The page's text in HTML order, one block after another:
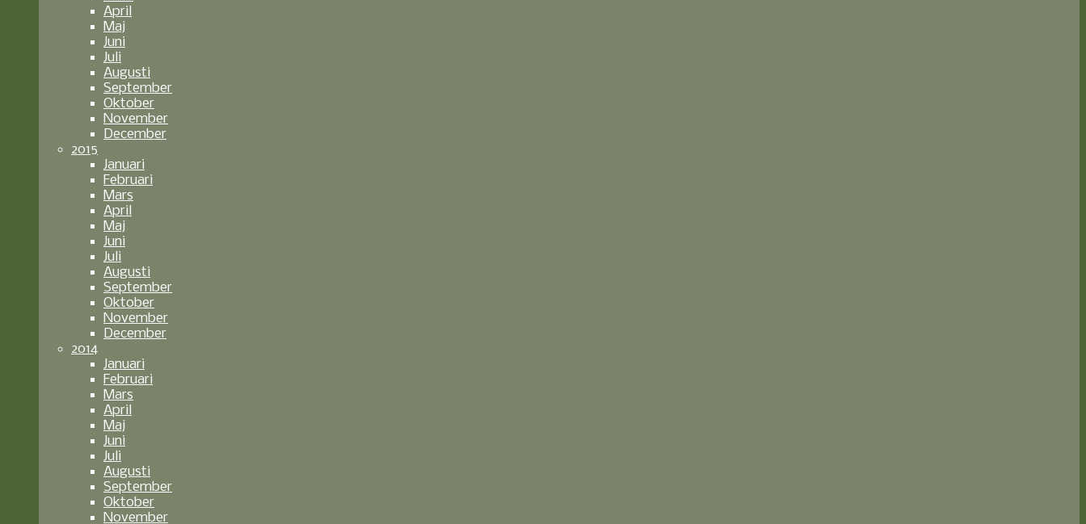
April
Maj
Juni
Juli
Augusti
September
Oktober
November
December
2015
Januari
Februari
Mars
April
Maj
Juni
Juli
Augusti
September
Oktober
November
December
2014
Januari
Februari
Mars
April
Maj
Juni
Juli
Augusti
September
Oktober
November